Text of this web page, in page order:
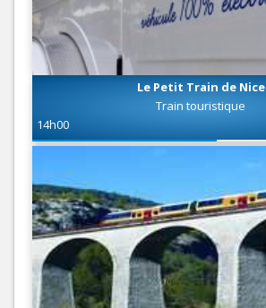
Le Petit Train de Nice
Train touristique
14h00